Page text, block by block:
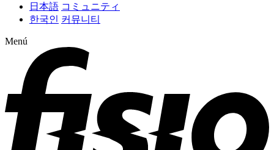
日本語 コミュニティ
한국인 커뮤니티
Menú